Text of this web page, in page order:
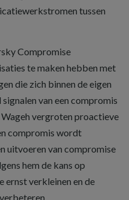
tussen
Compromise
te maken hebben met
die zich binnen de eigen
van een compromis
vergroten proactieve
compromis wordt
uitvoeren van compromise
hem de kans op
ernst verkleinen en de